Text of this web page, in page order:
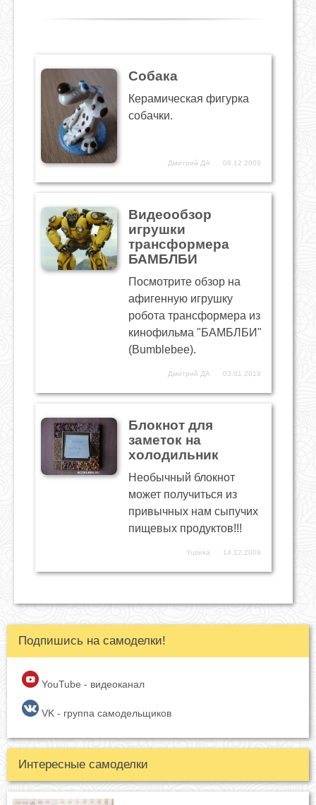
Собака
Керамическая фигурка
собачки.
Дмитрий ДА 08.12.2009
Видеообзор
игрушки
трансформера
БАМБЛБИ
Посмотрите обзор на
афигенную игрушку
робота трансформера из
кинофильма "БАМБЛБИ"
(Bumblebee).
Дмитрий ДА 03.01.2019
Блокнот для
заметок на
холодильник
Необычный блокнот
может получиться из
привычных нам сыпучих
пищевых продуктов!!!
Yuseka 14.12.2009
Подпишись на самоделки!
YouTube - видеоканал
VK - группа самодельщиков
Интересные самоделки